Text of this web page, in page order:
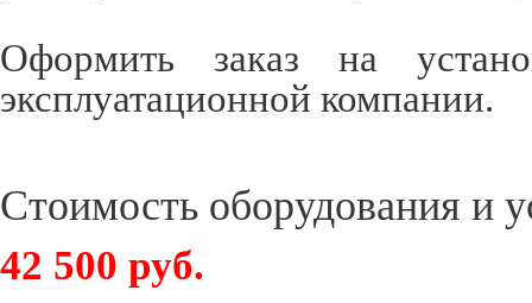
Оформить заказ на
эксплуатационной компании.
Стоимость оборудования и
42 500 руб.